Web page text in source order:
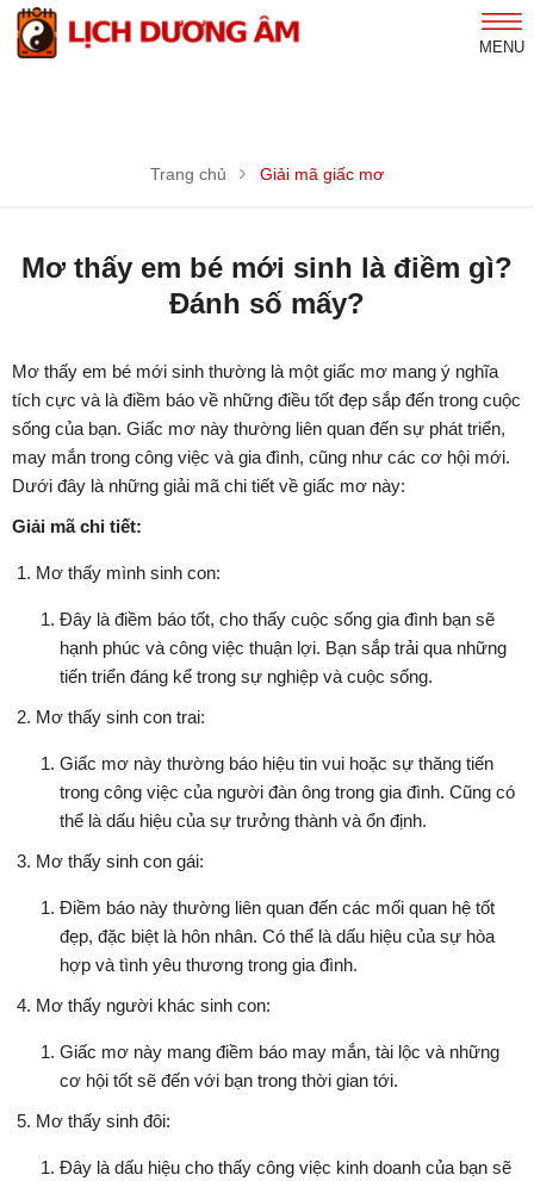
MENU
Trang chủ Giải mã giấc mơ
Mơ thấy em bé mới sinh là điềm gì?
Đánh số mấy?
Mơ thấy em bé mới sinh thường là một giấc mơ mang ý nghĩa
tích cực và là điềm báo về những điều tốt đẹp sắp đến trong cuộc
sống của bạn. Giấc mơ này thường liên quan đến sự phát triển,
may mắn trong công việc và gia đình, cũng như các cơ hội mới.
Dưới đây là những giải mã chi tiết về giấc mơ này:
Giải mã chi tiết:
Mơ thấy mình sinh con:
Đây là điềm báo tốt, cho thấy cuộc sống gia đình bạn sẽ
hạnh phúc và công việc thuận lợi. Bạn sắp trải qua những
tiến triển đáng kể trong sự nghiệp và cuộc sống.
Mơ thấy sinh con trai:
Giấc mơ này thường báo hiệu tin vui hoặc sự thăng tiến
trong công việc của người đàn ông trong gia đình. Cũng có
thể là dấu hiệu của sự trưởng thành và ổn định.
Mơ thấy sinh con gái:
Điềm báo này thường liên quan đến các mối quan hệ tốt
đẹp, đặc biệt là hôn nhân. Có thể là dấu hiệu của sự hòa
hợp và tình yêu thương trong gia đình.
Mơ thấy người khác sinh con:
Giấc mơ này mang điềm báo may mắn, tài lộc và những
cơ hội tốt sẽ đến với bạn trong thời gian tới.
Mơ thấy sinh đôi:
Đây là dấu hiệu cho thấy công việc kinh doanh của bạn sẽ